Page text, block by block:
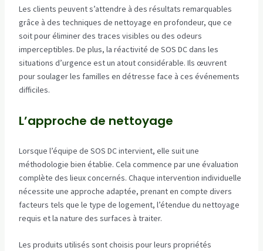
Les clients peuvent s’attendre à des résultats remarquables
grâce à des techniques de nettoyage en profondeur, que ce
soit pour éliminer des traces visibles ou des odeurs
imperceptibles. De plus, la réactivité de SOS DC dans les
situations d’urgence est un atout considérable. Ils œuvrent
pour soulager les familles en détresse face à ces événements
difficiles.
L’approche de nettoyage
Lorsque l’équipe de SOS DC intervient, elle suit une
méthodologie bien établie. Cela commence par une évaluation
complète des lieux concernés. Chaque intervention individuelle
nécessite une approche adaptée, prenant en compte divers
facteurs tels que le type de logement, l’étendue du nettoyage
requis et la nature des surfaces à traiter.
Les produits utilisés sont choisis pour leurs propriétés